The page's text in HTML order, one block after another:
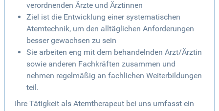
verordnenden Ärzte und Ärztinnen
Ziel ist die Entwicklung einer systematischen
Atemtechnik, um den alltäglichen Anforderungen
besser gewachsen zu sein
Sie arbeiten eng mit dem behandelnden Arzt/Ärztin
sowie anderen Fachkräften zusammen und
nehmen regelmäßig an fachlichen Weiterbildungen
teil.
Ihre Tätigkeit als Atemtherapeut bei uns umfasst ein